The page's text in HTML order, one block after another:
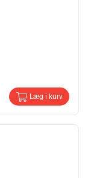
Læg i kurv